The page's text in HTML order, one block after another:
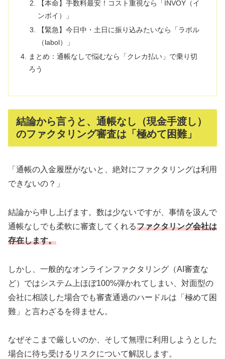
【本命】手数料最安！コスト重視なら「INVOY（イ
ンボイ）」
【緊急】今日中・土日に振り込みたいなら「ラボル
（labol）」
まとめ：通帳なしで悩むなら「クレカ払い」で乗り切
ろう
結論から言うと、通帳なし（現金手渡し）
のファクタリング審査は「極めて困難」
「通帳の入金履歴がないと、絶対にファクタリングは利用
できないの？」
結論から申し上げます。数は少ないですが、事情を汲んで
通帳なしでも柔軟に審査してくれるファクタリング会社は
存在します。
しかし、一般的なオンラインファクタリング（AI審査な
ど）ではシステム上ほぼ100%弾かれてしまい、対面型の
会社に相談した場合でも審査通過のハードルは「極めて困
難」と言わざるを得ません。
なぜそこまで厳しいのか、そして無理に利用しようとした
場合に待ち受けるリスクについて解説します。